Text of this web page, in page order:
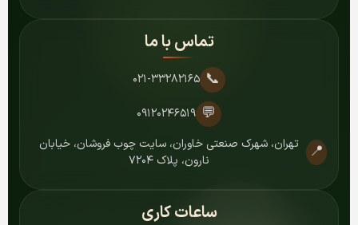
تماس با ما
📞 ۰۲۱-۳۳۲۸۲۱۶۵
💬 ۰۹۱۲۰۲۴۶۵۱۹
📍
تهران، شهرک صنعتی خاوران، سایت چوب فروشان، خیابان
نارون، پلاک ۷۲۰۴
ساعات کاری